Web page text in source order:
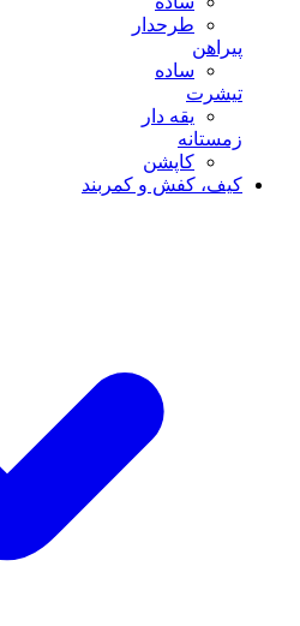
طرحدار
پیراهن
ساده
تیشرت
یقه دار
زمستانه
کاپشن
کیف، کفش و کمربند